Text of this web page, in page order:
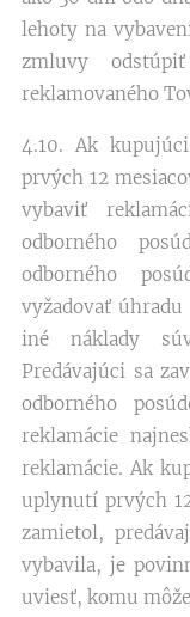
lehoty na
zmluvy
reklamovaného
4.10. Ak
prvých 12
vybaviť
odborného
odborného
vyžadovať
iné náklady
Predávajúci sa
odborného
reklamácie
reklamácie. Ak
uplynutí prvých
zamietol,
vybavila, je
uviesť, komu